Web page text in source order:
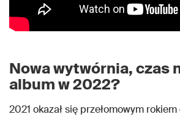
Nowa wytwórnia, czas
album w 2022?
2021 okazał się przełomowym